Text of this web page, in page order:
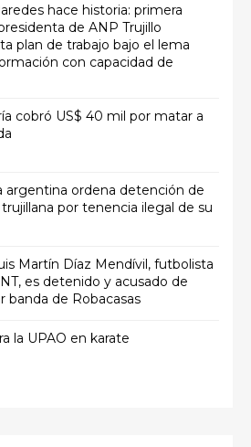
hace historia: primera
de ANP Trujillo
plan de trabajo bajo el lema
con capacidad de
cobró US$ 40 mil por matar a
argentina ordena detención de
por tenencia ilegal de su
Martín Díaz Mendívil, futbolista
es detenido y acusado de
banda de Robacasas
la UPAO en karate